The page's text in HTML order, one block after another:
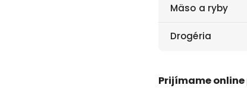
Mäso a ryby
Drogéria
Prijímame